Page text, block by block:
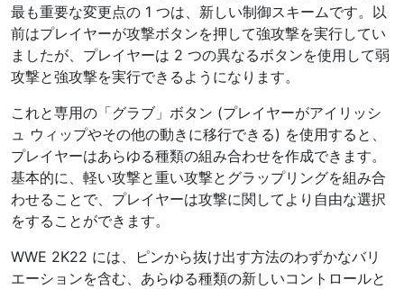
最も重要な変更点の 1 つは、新しい制御スキームです。以
前はプレイヤーが攻撃ボタンを押して強攻撃を実行してい
ましたが、プレイヤーは 2 つの異なるボタンを使用して弱
攻撃と強攻撃を実行できるようになります。
これと専用の「グラブ」ボタン (プレイヤーがアイリッシ
ュ ウィップやその他の動きに移行できる) を使用すると、
プレイヤーはあらゆる種類の組み合わせを作成できます。
基本的に、軽い攻撃と重い攻撃とグラップリングを組み合
わせることで、プレイヤーは攻撃に関してより自由な選択
をすることができます。
WWE 2K22 には、ピンから抜け出す方法のわずかなバリ
エーションを含む、あらゆる種類の新しいコントロールと